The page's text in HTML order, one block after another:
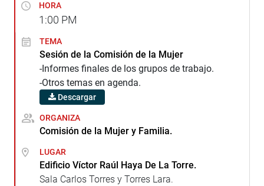
HORA
1:00 PM
TEMA
Sesión de la Comisión de la Mujer
-Informes finales de los grupos de trabajo.
-Otros temas en agenda.
Descargar
ORGANIZA
Comisión de la Mujer y Familia.
LUGAR
Edificio Víctor Raúl Haya De La Torre.
Sala Carlos Torres y Torres Lara.